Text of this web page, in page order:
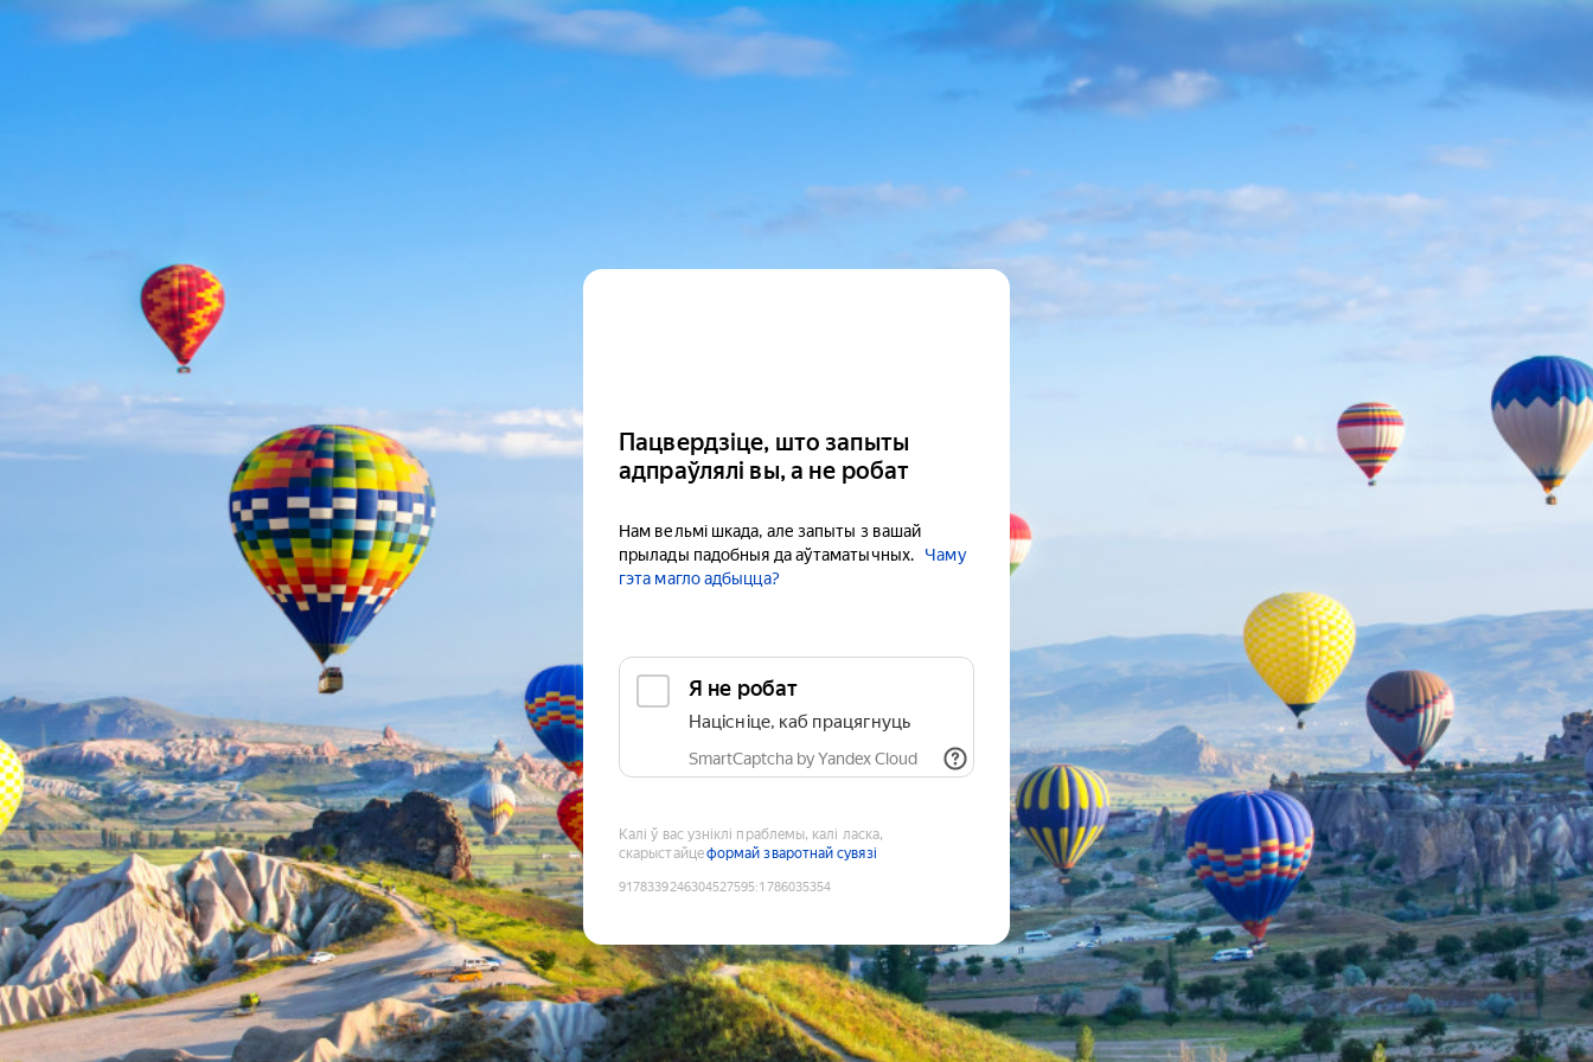
Пацвердзіце, што запыты
адпраўлялі вы, а не робат
Нам вельмі шкада, але запыты з вашай
прылады падобныя да аўтаматычных.
Чаму
гэта магло адбыцца?
Я не робат
Націсніце, каб працягнуць
SmartCaptcha by Yandex Cloud
Калі ў вас узніклі праблемы, калі ласка,
скарыстайцеформай зваротнай сувязі
9178339246304527595:1786035354